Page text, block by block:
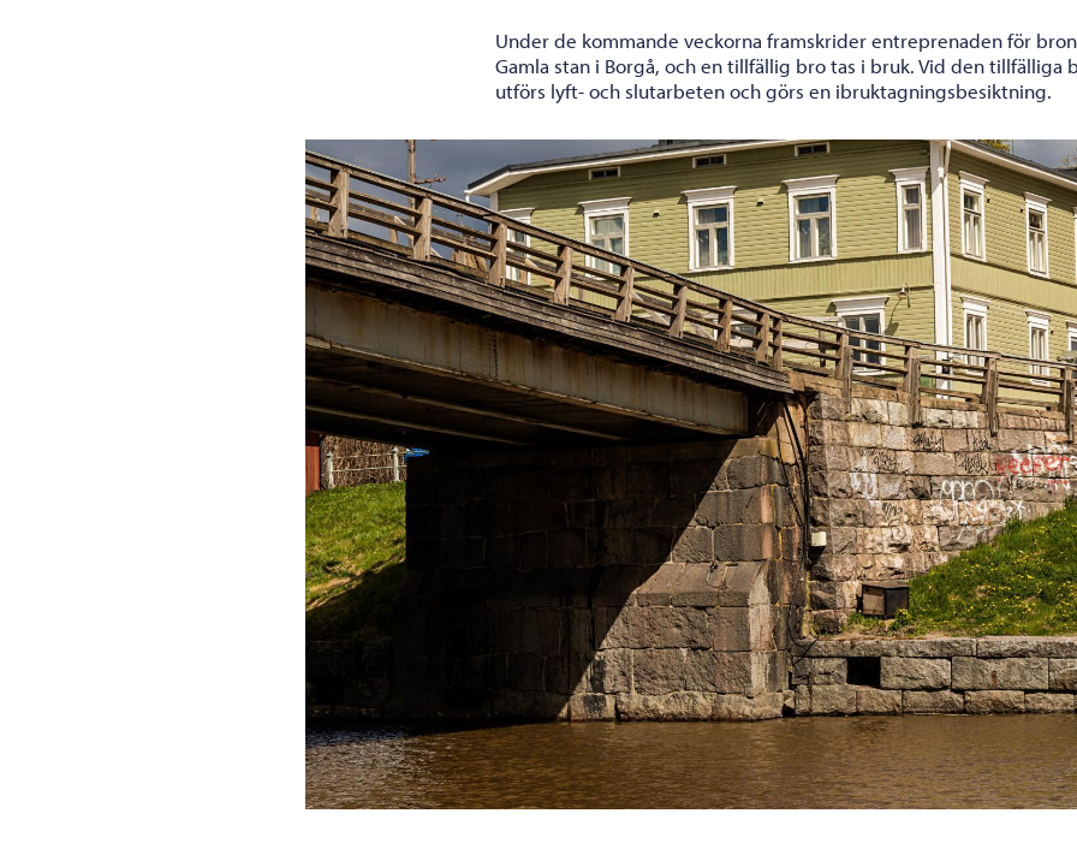
Under de kommande veckorna framskrider entreprenaden för
Gamla stan i Borgå, och en tillfällig bro tas i bruk. Vid den tillfälliga
utförs lyft- och slutarbeten och görs en ibruktagningsbesiktning.